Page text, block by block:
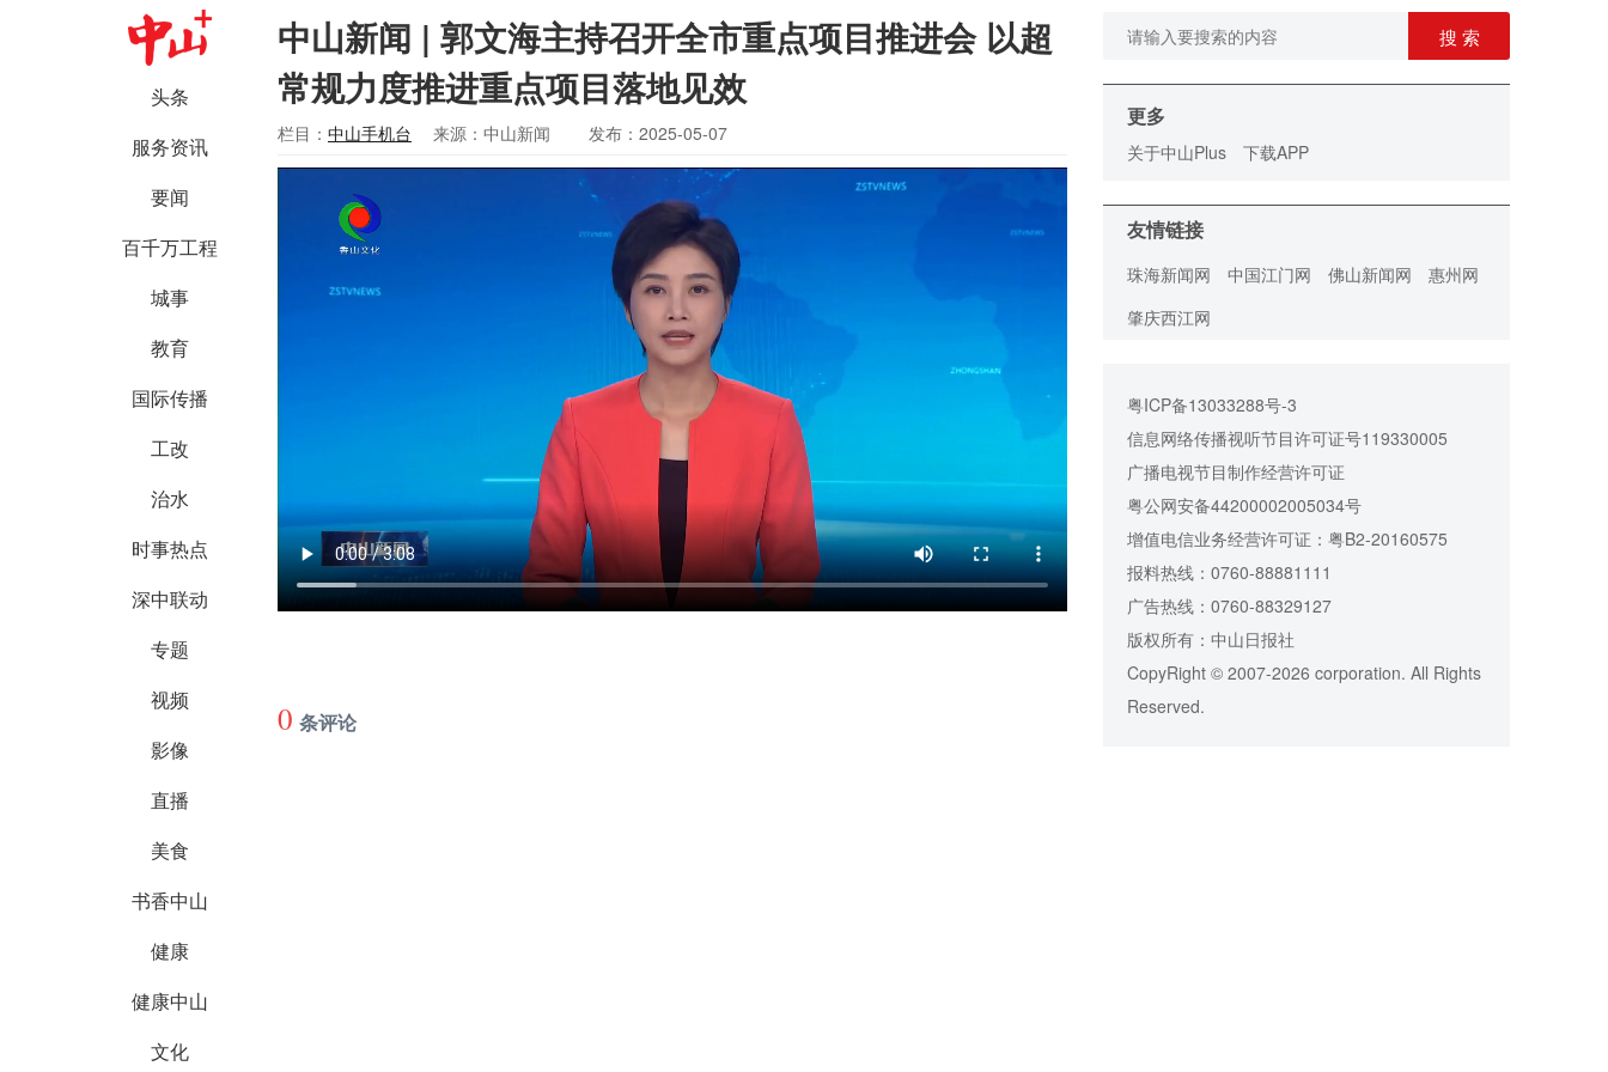
头条
服务资讯
要闻
百千万工程
城事
教育
国际传播
工改
治水
时事热点
深中联动
专题
视频
影像
直播
美食
书香中山
健康
健康中山
文化
中山新闻 | 郭文海主持召开全市重点项目推进会 以超
常规力度推进重点项目落地见效
栏目： 中山手机台 来源：中山新闻 发布：2025-05-07
0 条评论
搜 索
更多
关于中山Plus 下载APP
友情链接
珠海新闻网 中国江门网 佛山新闻网
惠州网
肇庆西江网
粤ICP备13033288号-3
信息网络传播视听节目许可证号119330005
广播电视节目制作经营许可证
粤公网安备44200002005034号
增值电信业务经营许可证：粤B2-20160575
报料热线：0760-88881111
广告热线：0760-88329127
版权所有：中山日报社
CopyRight © 2007-2026 corporation. All Rights
Reserved.